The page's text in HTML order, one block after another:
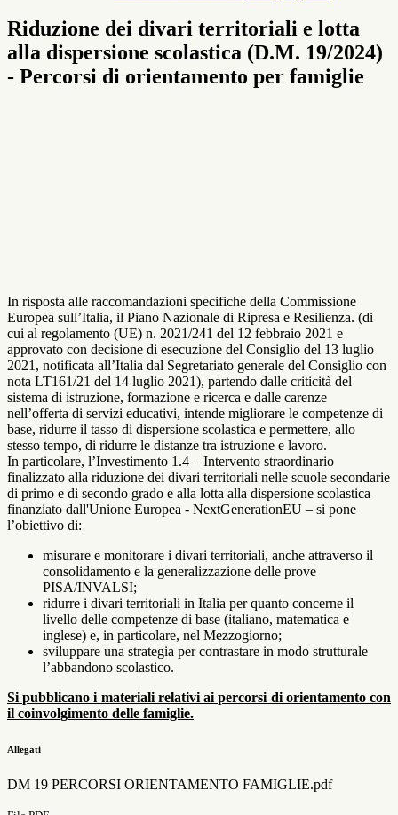
Riduzione dei divari territoriali e lotta
alla dispersione scolastica (D.M. 19/2024)
- Percorsi di orientamento per famiglie
In risposta alle raccomandazioni specifiche della Commissione
Europea sull’Italia, il Piano Nazionale di Ripresa e Resilienza. (di
cui al regolamento (UE) n. 2021/241 del 12 febbraio 2021 e
approvato con decisione di esecuzione del Consiglio del 13 luglio
2021, notificata all’Italia dal Segretariato generale del Consiglio con
nota LT161/21 del 14 luglio 2021), partendo dalle criticità del
sistema di istruzione, formazione e ricerca e dalle carenze
nell’offerta di servizi educativi, intende migliorare le competenze di
base, ridurre il tasso di dispersione scolastica e permettere, allo
stesso tempo, di ridurre le distanze tra istruzione e lavoro.
In particolare, l’Investimento 1.4 – Intervento straordinario
finalizzato alla riduzione dei divari territoriali nelle scuole secondarie
di primo e di secondo grado e alla lotta alla dispersione scolastica
finanziato dall'Unione Europea - NextGenerationEU – si pone
l’obiettivo di:
misurare e monitorare i divari territoriali, anche attraverso il
consolidamento e la generalizzazione delle prove
PISA/INVALSI;
ridurre i divari territoriali in Italia per quanto concerne il
livello delle competenze di base (italiano, matematica e
inglese) e, in particolare, nel Mezzogiorno;
sviluppare una strategia per contrastare in modo strutturale
l’abbandono scolastico.
Si pubblicano i materiali relativi ai percorsi di orientamento con
il coinvolgimento delle famiglie.
Allegati
DM 19 PERCORSI ORIENTAMENTO FAMIGLIE.pdf